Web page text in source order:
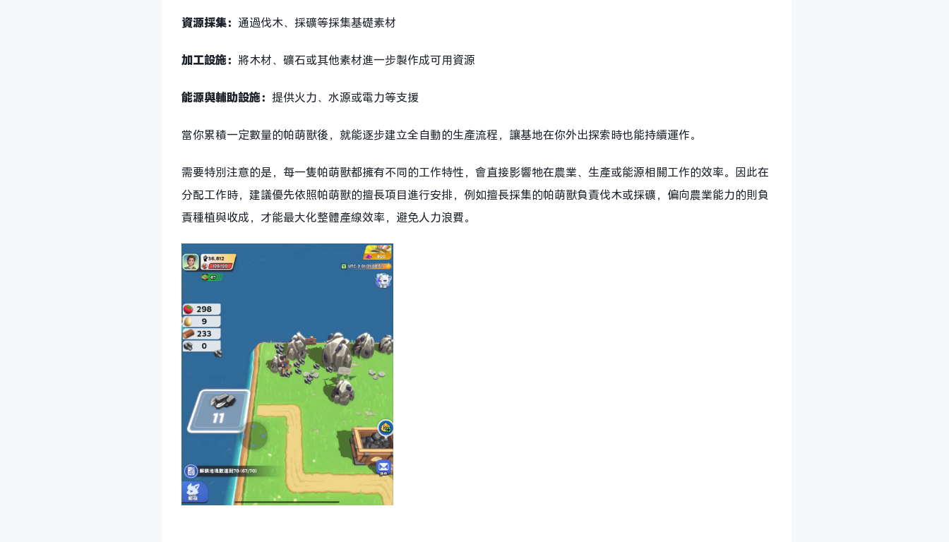
資源採集： 通過伐木、採礦等採集基礎素材
加工設施： 將木材、礦石或其他素材進一步製作成可用資源
能源與輔助設施： 提供火力、水源或電力等支援
當你累積一定數量的帕萌獸後，就能逐步建立全自動的生產流程，讓基地在你外出探索時也能持續運作。
需要特別注意的是，每一隻帕萌獸都擁有不同的工作特性，會直接影響牠在農業、生產或能源相關工作的效率。因此在
分配工作時，建議優先依照帕萌獸的擅長項目進行安排，例如擅長採集的帕萌獸負責伐木或採礦，偏向農業能力的則負
責種植與收成，才能最大化整體產線效率，避免人力浪費。